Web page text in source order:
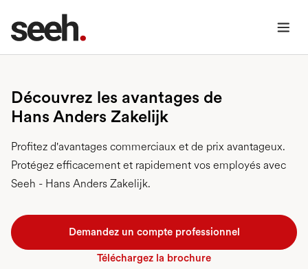
Découvrez les avantages de
Hans Anders Zakelijk
Profitez d'avantages commerciaux et de prix avantageux.
Protégez efficacement et rapidement vos employés avec
Seeh - Hans Anders Zakelijk.
Demandez un compte professionnel
Téléchargez la brochure